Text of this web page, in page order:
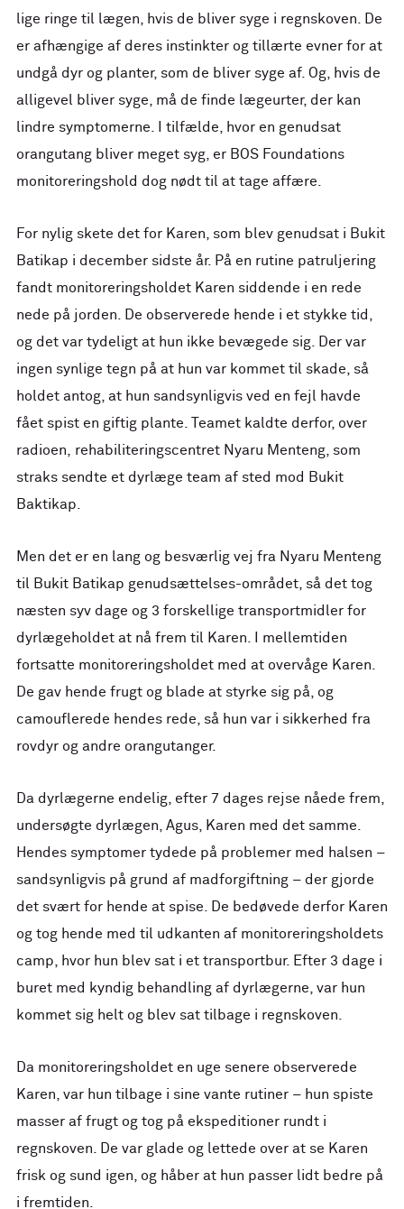
lige ringe til lægen, hvis de bliver syge i regnskoven. De
er afhængige af deres instinkter og tillærte evner for at
undgå dyr og planter, som de bliver syge af. Og, hvis de
alligevel bliver syge, må de finde lægeurter, der kan
lindre symptomerne. I tilfælde, hvor en genudsat
orangutang bliver meget syg, er BOS Foundations
monitoreringshold dog nødt til at tage affære.
For nylig skete det for Karen, som blev genudsat i Bukit
Batikap i december sidste år. På en rutine patruljering
fandt monitoreringsholdet Karen siddende i en rede
nede på jorden. De observerede hende i et stykke tid,
og det var tydeligt at hun ikke bevægede sig. Der var
ingen synlige tegn på at hun var kommet til skade, så
holdet antog, at hun sandsynligvis ved en fejl havde
fået spist en giftig plante. Teamet kaldte derfor, over
radioen, rehabiliteringscentret Nyaru Menteng, som
straks sendte et dyrlæge team af sted mod Bukit
Baktikap.
Men det er en lang og besværlig vej fra Nyaru Menteng
til Bukit Batikap genudsættelses-området, så det tog
næsten syv dage og 3 forskellige transportmidler for
dyrlægeholdet at nå frem til Karen. I mellemtiden
fortsatte monitoreringsholdet med at overvåge Karen.
De gav hende frugt og blade at styrke sig på, og
camouflerede hendes rede, så hun var i sikkerhed fra
rovdyr og andre orangutanger.
Da dyrlægerne endelig, efter 7 dages rejse nåede frem,
undersøgte dyrlægen, Agus, Karen med det samme.
Hendes symptomer tydede på problemer med halsen –
sandsynligvis på grund af madforgiftning – der gjorde
det svært for hende at spise. De bedøvede derfor Karen
og tog hende med til udkanten af monitoreringsholdets
camp, hvor hun blev sat i et transportbur. Efter 3 dage i
buret med kyndig behandling af dyrlægerne, var hun
kommet sig helt og blev sat tilbage i regnskoven.
Da monitoreringsholdet en uge senere observerede
Karen, var hun tilbage i sine vante rutiner – hun spiste
masser af frugt og tog på ekspeditioner rundt i
regnskoven. De var glade og lettede over at se Karen
frisk og sund igen, og håber at hun passer lidt bedre på
i fremtiden.